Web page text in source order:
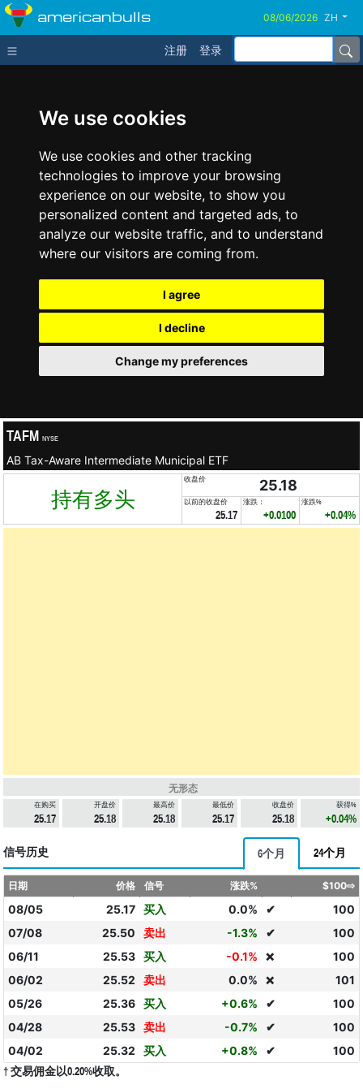
We use cookies
We use cookies and other tracking
technologies to improve your browsing
experience on our website, to show you
personalized content and targeted ads, to
analyze our website traffic, and to understand
where our visitors are coming from.
I agree
I decline
Change my preferences
americanbulls ZH
注册 登录
TAFM NYSE
AB Tax-Aware Intermediate Municipal ETF
持有多头
收盘价 25.18
以前的收盘价
25.17
涨跌：
+0.0100
涨跌%
+0.04%
无形态
在购买
25.17
开盘价
25.18
最高价
25.18
最低价
25.17
收盘价
25.18
获得%
+0.04%
信号历史 6个月 24个月
日期 价格 信号 涨跌% $100⇨
08/05 25.17 买入 0.0% ✔
100
07/08
25.50 卖出 -1.3% ✔
100
06/11
25.53 买入 -0.1% ❌
100
06/02
25.52 卖出 0.0% ❌
101
05/26
25.36 买入 +0.6% ✔
100
04/28
25.53 卖出 -0.7% ✔
100
04/02
25.32 买入 +0.8% ✔ 100
† 交易佣金以0.20%收取。